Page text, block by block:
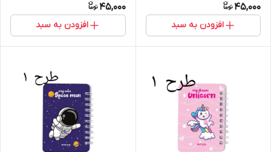
45,000
افزودن به سبد
45,000
افزودن به سبد